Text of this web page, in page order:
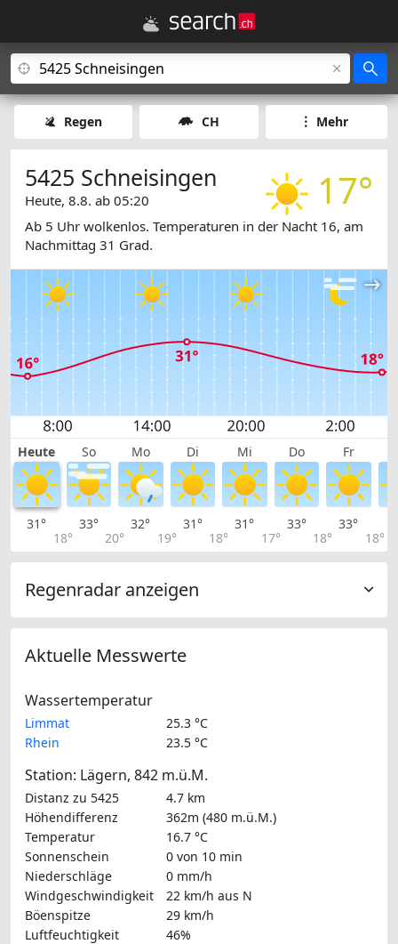
Regen CH Mehr
17°
5425 Schneisingen
Heute, 8.8. ab 05:20
Ab 5 Uhr wolkenlos. Temperaturen in der Nacht 16, am
Nachmittag 31 Grad.
Heute So Mo Di Mi Do Fr
31°
18°
33°
20°
32°
19°
31°
18°
31°
17°
33°
18°
33°
18°
Regenradar anzeigen
Aktuelle Messwerte
Wassertemperatur
Limmat
25.3 °C
Rhein
23.5 °C
Station: Lägern, 842 m.ü.M.
Distanz zu 5425
4.7 km
Höhendifferenz
362m (480 m.ü.M.)
Temperatur
16.7 °C
Sonnenschein
0 von 10 min
Niederschläge
0 mm/h
Windgeschwindigkeit
22 km/h aus N
Böenspitze
29 km/h
Luftfeuchtigkeit
46%